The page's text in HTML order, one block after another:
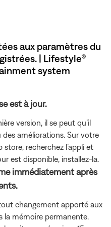
aux paramètres du
| Lifestyle®
system
est à jour.
version, il se peut qu’il
améliorations. Sur votre
store, recherchez l’appli et
est disponible, installez-la.
immédiatement après
changement apporté aux
la mémoire permanente.